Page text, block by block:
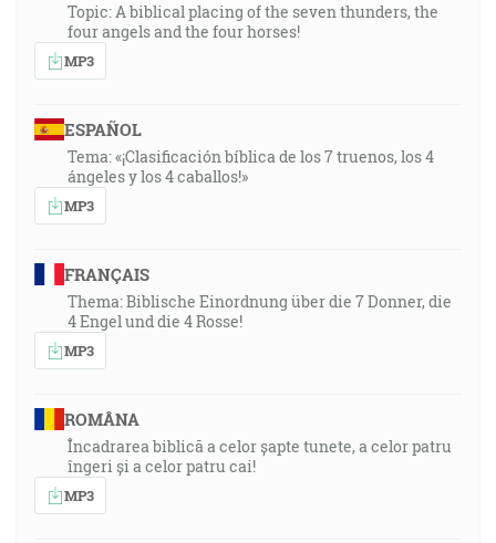
Topic: A biblical placing of the seven thunders, the
four angels and the four horses!
MP3
ESPAÑOL
Tema: «¡Clasificación bíblica de los 7 truenos, los 4
ángeles y los 4 caballos!»
MP3
FRANÇAIS
Thema: Biblische Einordnung über die 7 Donner, die
4 Engel und die 4 Rosse!
MP3
ROMÂNA
Încadrarea biblică a celor șapte tunete, a celor patru
îngeri și a celor patru cai!
MP3